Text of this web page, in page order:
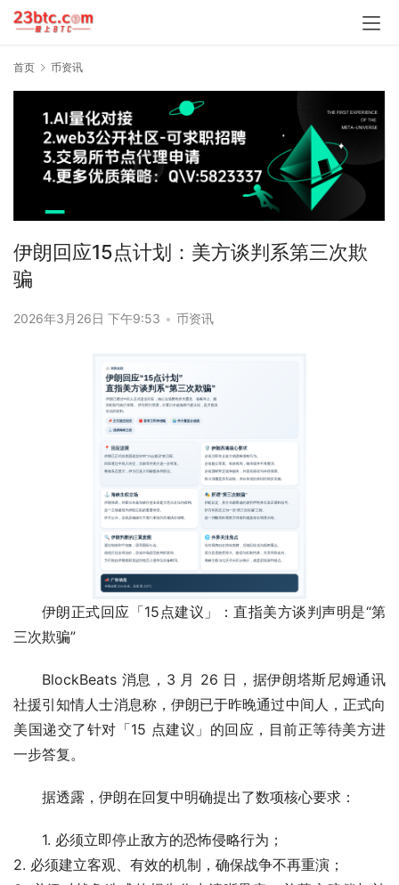
首页 币资讯
伊朗回应15点计划：美方谈判系第三次欺
骗
2026年3月26日 下午9:53 • 币资讯
伊朗正式回应「15点建议」：直指美方谈判声明是“第
三次欺骗”
BlockBeats 消息，3 月 26 日，据伊朗塔斯尼姆通讯
社援引知情人士消息称，伊朗已于昨晚通过中间人，正式向
美国递交了针对「15 点建议」的回应，目前正等待美方进
一步答复。
据透露，伊朗在回复中明确提出了数项核心要求：
1. 必须立即停止敌方的恐怖侵略行为；
2. 必须建立客观、有效的机制，确保战争不再重演；